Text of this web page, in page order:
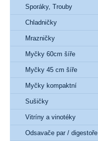
Sporáky, Trouby
Chladničky
Mrazničky
Myčky 60cm šíře
Myčky 45 cm šíře
Myčky kompaktní
Sušičky
Vitríny a vinotéky
Odsavače par / digestoře